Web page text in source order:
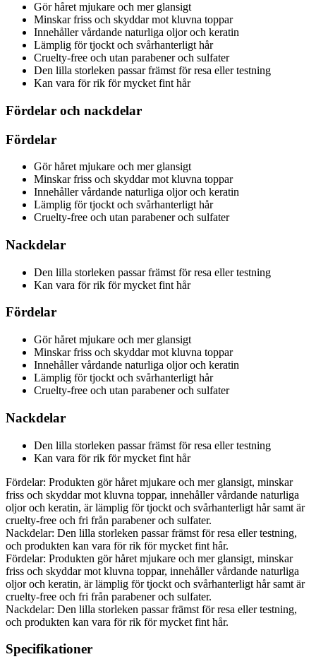
Gör håret mjukare och mer glansigt
Minskar friss och skyddar mot kluvna toppar
Innehåller vårdande naturliga oljor och keratin
Lämplig för tjockt och svårhanterligt hår
Cruelty-free och utan parabener och sulfater
Den lilla storleken passar främst för resa eller testning
Kan vara för rik för mycket fint hår
Fördelar och nackdelar
Fördelar
Gör håret mjukare och mer glansigt
Minskar friss och skyddar mot kluvna toppar
Innehåller vårdande naturliga oljor och keratin
Lämplig för tjockt och svårhanterligt hår
Cruelty-free och utan parabener och sulfater
Nackdelar
Den lilla storleken passar främst för resa eller testning
Kan vara för rik för mycket fint hår
Fördelar
Gör håret mjukare och mer glansigt
Minskar friss och skyddar mot kluvna toppar
Innehåller vårdande naturliga oljor och keratin
Lämplig för tjockt och svårhanterligt hår
Cruelty-free och utan parabener och sulfater
Nackdelar
Den lilla storleken passar främst för resa eller testning
Kan vara för rik för mycket fint hår
Fördelar: Produkten gör håret mjukare och mer glansigt, minskar
friss och skyddar mot kluvna toppar, innehåller vårdande naturliga
oljor och keratin, är lämplig för tjockt och svårhanterligt hår samt är
cruelty-free och fri från parabener och sulfater.
Nackdelar: Den lilla storleken passar främst för resa eller testning,
och produkten kan vara för rik för mycket fint hår.
Fördelar: Produkten gör håret mjukare och mer glansigt, minskar
friss och skyddar mot kluvna toppar, innehåller vårdande naturliga
oljor och keratin, är lämplig för tjockt och svårhanterligt hår samt är
cruelty-free och fri från parabener och sulfater.
Nackdelar: Den lilla storleken passar främst för resa eller testning,
och produkten kan vara för rik för mycket fint hår.
Specifikationer